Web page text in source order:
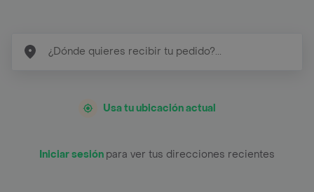
Usa tu ubicación actual
Iniciar sesión para ver tus direcciones recientes